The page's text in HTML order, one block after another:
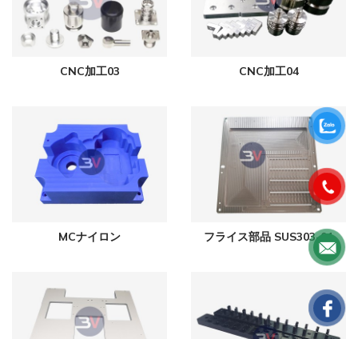
CNC加工03 CNC加工04
MCナイロン フライス部品 SUS303-01